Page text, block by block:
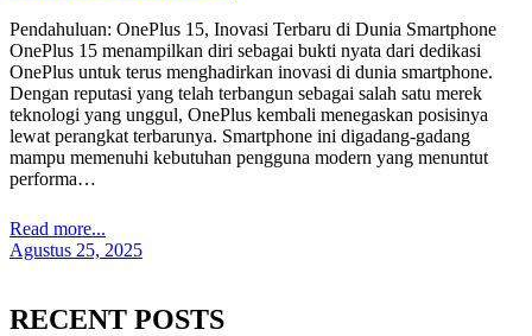
Pendahuluan: OnePlus 15, Inovasi Terbaru di Dunia Smartphone
OnePlus 15 menampilkan diri sebagai bukti nyata dari dedikasi
OnePlus untuk terus menghadirkan inovasi di dunia smartphone.
Dengan reputasi yang telah terbangun sebagai salah satu merek
teknologi yang unggul, OnePlus kembali menegaskan posisinya
lewat perangkat terbarunya. Smartphone ini digadang-gadang
mampu memenuhi kebutuhan pengguna modern yang menuntut
performa…
Read more...
Agustus 25, 2025
RECENT POSTS